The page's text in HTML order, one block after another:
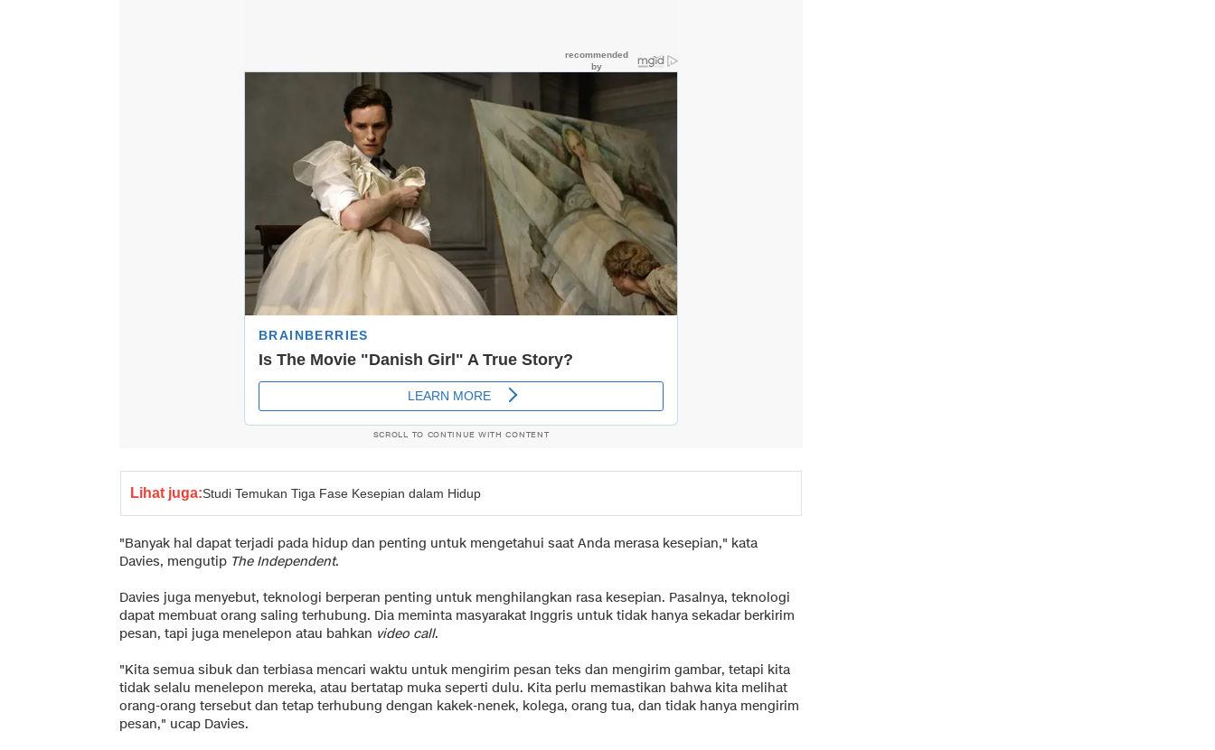
SCROLL TO CONTINUE WITH CONTENT
Lihat juga:Studi Temukan Tiga Fase Kesepian dalam Hidup
"Banyak hal dapat terjadi pada hidup dan penting untuk mengetahui saat Anda merasa kesepian," kata
Davies, mengutip The Independent.
Davies juga menyebut, teknologi berperan penting untuk menghilangkan rasa kesepian. Pasalnya, teknologi
dapat membuat orang saling terhubung. Dia meminta masyarakat Inggris untuk tidak hanya sekadar berkirim
pesan, tapi juga menelepon atau bahkan video call.
"Kita semua sibuk dan terbiasa mencari waktu untuk mengirim pesan teks dan mengirim gambar, tetapi kita
tidak selalu menelepon mereka, atau bertatap muka seperti dulu. Kita perlu memastikan bahwa kita melihat
orang-orang tersebut dan tetap terhubung dengan kakek-nenek, kolega, orang tua, dan tidak hanya mengirim
pesan," ucap Davies.